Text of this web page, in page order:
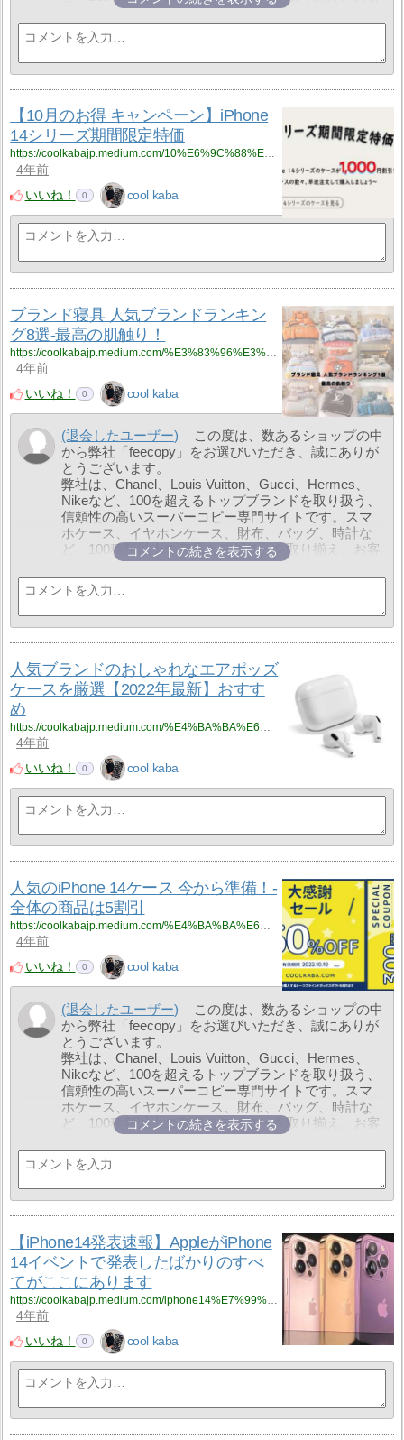
て全てのプロセスを透明に確認いただけます。お客
様に寄り添ったサービスを提供し、シームレスなシ
ョッピング体験をお約束します。
施中です。お得な商品や特別なプレゼントが満載で
す。また、LINEでお友達追加していただいた方に
は、500円分のクーポンをプレゼントいたします。ク
ーポンコードは『Q800』です。どうぞこの機会をお
見逃しなく！
詳しくはこちらをご覧ください:
1年10ヶ月前
様の多様なファッションニーズにお応えします。
弊社は5000以上の工場と連携し、ブランド商品から
生活雑貨まで、豊富な選択肢をご提供いたします。
また、LINE ID「feecopy」を追加いただくことで、特
別な割引やサービスをお受け取りいただけます。
LINEでお友達追加いただくことで、最安値で商品を
購入できるだけでなく、複数のブランド商品の無料
ギフトも手に入れるチャンスがあります。
ご注文から梱包、発送、物流追跡まで、LINEを通じ
て全てのプロセスを透明に確認いただけます。お客
様に寄り添ったサービスを提供し、シームレスなシ
ョッピング体験をお約束します。
現在、当サイトでは「買一送一」キャンペーンを実
施中です。お得な商品や特別なプレゼントが満載で
す。また、LINEでお友達追加していただいた方に
ーポンコードは『Q800』です。どうぞこの機会をお
見逃しなく！
詳しくはこちらをご覧ください:
https://feecopy.com/gift.html
1年10ヶ月前
【10月のお得 キャンペーン】iPhone
14シリーズ期間限定特価
https://coolkabajp.medium.com/10%E6%9C%88%E3%81%AE%E3%81%8A%E5%BE%97-%E3%82%AD%E3%83%A3%E3%83%B3%E3%83%9A%E3%83%BC%E3%83%B3-iphone-14%E3%82%B7%E3%83%AA%E3%83%BC%E3%82%BA%E6%9C%9F%E9%96%93%E9%99%90%E5%AE%9A%E7%89%B9%E4%BE%A1-5552f58fcae4?source=rss-eb05de2c066a------2
4年前
いいね！
0 cool kaba
ブランド寝具 人気ブランドランキン
グ8選-最高の肌触り！
4年前
いいね！
0 cool kaba
(退会したユーザー)
この度は、数あるショップの中
から弊社「feecopy」をお選びいただき、誠にありが
とうございます。
弊社は、Chanel、Louis Vuitton、Gucci、Hermes、
Nikeなど、100を超えるトップブランドを取り扱う、
信頼性の高いスーパーコピー専門サイトです。スマ
ホケース、イヤホンケース、財布、バッグ、時計な
ど、100種類以上の商品カテゴリーを取り揃え、お客
様の多様なファッションニーズにお応えします。
弊社は5000以上の工場と連携し、ブランド商品から
生活雑貨まで、豊富な選択肢をご提供いたします。
また、LINE ID「feecopy」を追加いただくことで、特
別な割引やサービスをお受け取りいただけます。
LINEでお友達追加いただくことで、最安値で商品を
購入できるだけでなく、複数のブランド商品の無料
ギフトも手に入れるチャンスがあります。
ご注文から梱包、発送、物流追跡まで、LINEを通じ
て全てのプロセスを透明に確認いただけます。お客
様に寄り添ったサービスを提供し、シームレスなシ
現在、当サイトでは「買一送一」キャンペーンを実
施中です。お得な商品や特別なプレゼントが満載で
す。また、LINEでお友達追加していただいた方に
は、500円分のクーポンをプレゼントいたします。ク
見逃しなく！
詳しくはこちらをご覧ください:
1年10ヶ月前
コメントの続きを表示する
人気ブランドのおしゃれなエアポッズ
ケースを厳選【2022年最新】おすす
め
4年前
いいね！
0 cool kaba
人気のiPhone 14ケース 今から準備！-
全体の商品は5割引
4年前
いいね！
0 cool kaba
(退会したユーザー)
この度は、数あるショップの中
から弊社「feecopy」をお選びいただき、誠にありが
とうございます。
弊社は、Chanel、Louis Vuitton、Gucci、Hermes、
Nikeなど、100を超えるトップブランドを取り扱う、
信頼性の高いスーパーコピー専門サイトです。スマ
ホケース、イヤホンケース、財布、バッグ、時計な
ど、100種類以上の商品カテゴリーを取り揃え、お客
様の多様なファッションニーズにお応えします。
弊社は5000以上の工場と連携し、ブランド商品から
生活雑貨まで、豊富な選択肢をご提供いたします。
また、LINE ID「feecopy」を追加いただくことで、特
別な割引やサービスをお受け取りいただけます。
LINEでお友達追加いただくことで、最安値で商品を
購入できるだけでなく、複数のブランド商品の無料
ギフトも手に入れるチャンスがあります。
ご注文から梱包、発送、物流追跡まで、LINEを通じ
て全てのプロセスを透明に確認いただけます。お客
様に寄り添ったサービスを提供し、シームレスなシ
現在、当サイトでは「買一送一」キャンペーンを実
施中です。お得な商品や特別なプレゼントが満載で
す。また、LINEでお友達追加していただいた方に
は、500円分のクーポンをプレゼントいたします。ク
見逃しなく！
詳しくはこちらをご覧ください:
コメントの続きを表示する
【iPhone14発表速報】AppleがiPhone
14イベントで発表したばかりのすべ
てがここにあります
4年前
いいね！
0 cool kaba